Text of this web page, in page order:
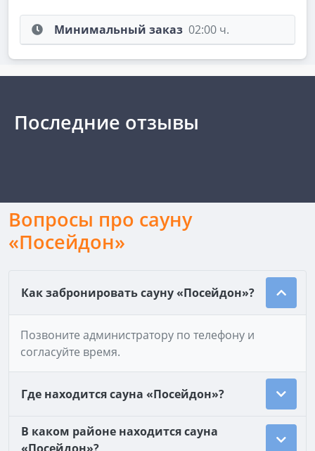
Минимальный заказ 02:00 ч.
Последние отзывы
Вопросы про сауну
«Посейдон»
Как забронировать сауну «Посейдон»?
Позвоните администратору по телефону и
согласуйте время.
Где находится сауна «Посейдон»?
В каком районе находится сауна